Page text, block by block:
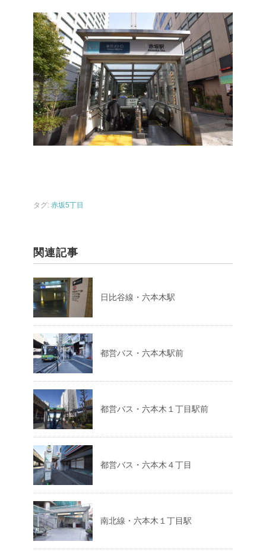
タグ: 赤坂5丁目
関連記事
日比谷線・六本木駅
都営バス・六本木駅前
都営バス・六本木１丁目駅前
都営バス・六本木４丁目
南北線・六本木１丁目駅